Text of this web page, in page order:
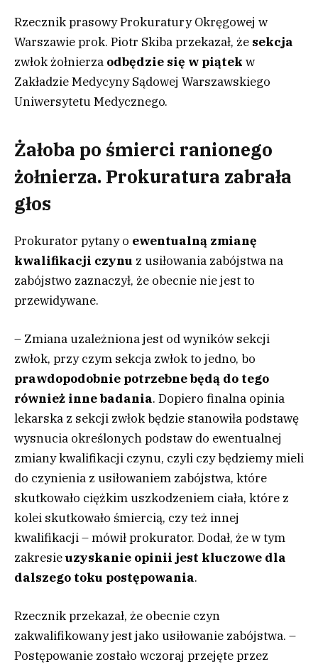
Rzecznik prasowy Prokuratury Okręgowej w
Warszawie prok. Piotr Skiba przekazał, że sekcja
zwłok żołnierza odbędzie się w piątek w
Zakładzie Medycyny Sądowej Warszawskiego
Uniwersytetu Medycznego.
Żałoba po śmierci ranionego
żołnierza. Prokuratura zabrała
głos
Prokurator pytany o ewentualną zmianę
kwalifikacji czynu z usiłowania zabójstwa na
zabójstwo zaznaczył, że obecnie nie jest to
przewidywane.
– Zmiana uzależniona jest od wyników sekcji
zwłok, przy czym sekcja zwłok to jedno, bo
prawdopodobnie potrzebne będą do tego
również inne badania. Dopiero finalna opinia
lekarska z sekcji zwłok będzie stanowiła podstawę
wysnucia określonych podstaw do ewentualnej
zmiany kwalifikacji czynu, czyli czy będziemy mieli
do czynienia z usiłowaniem zabójstwa, które
skutkowało ciężkim uszkodzeniem ciała, które z
kolei skutkowało śmiercią, czy też innej
kwalifikacji – mówił prokurator. Dodał, że w tym
zakresieuzyskanie opinii jest kluczowe dla
dalszego toku postępowania.
Rzecznik przekazał, że obecnie czyn
zakwalifikowany jest jako usiłowanie zabójstwa. –
Postępowanie zostało wczoraj przejęte przez